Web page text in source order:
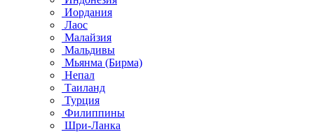
Иордания
Лаос
Малайзия
Мальдивы
Мьянма (Бирма)
Непал
Таиланд
Турция
Филиппины
Шри-Ланка